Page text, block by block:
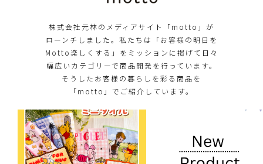
株式会社元林のメディアサイト「motto」が
ローンチしました。私たちは「お客様の明日を
Motto楽しくする」をミッションに掲げて日々
幅広いカテゴリーで商品開発を行っています。
そうしたお客様の暮らしを彩る商品を
「motto」でご紹介しています。